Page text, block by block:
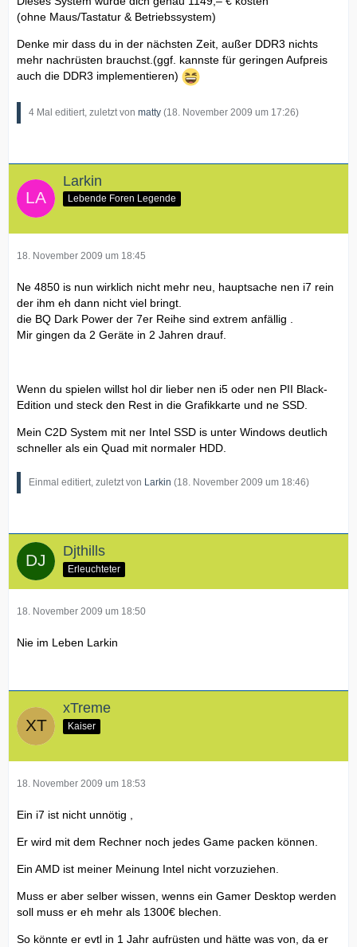
(ohne Maus/Tastatur & Betriebssystem)
Denke mir dass du in der nächsten Zeit, außer DDR3 nichts
mehr nachrüsten brauchst.(ggf. kannste für geringen Aufpreis
auch die DDR3 implementieren)
4 Mal editiert, zuletzt von matty (18. November 2009 um 17:26)
Larkin
Lebende Foren Legende
18. November 2009 um 18:45
Ne 4850 is nun wirklich nicht mehr neu, hauptsache nen i7 rein
der ihm eh dann nicht viel bringt.
die BQ Dark Power der 7er Reihe sind extrem anfällig .
Mir gingen da 2 Geräte in 2 Jahren drauf.
Wenn du spielen willst hol dir lieber nen i5 oder nen PII Black-
Edition und steck den Rest in die Grafikkarte und ne SSD.
Mein C2D System mit ner Intel SSD is unter Windows deutlich
schneller als ein Quad mit normaler HDD.
Einmal editiert, zuletzt von Larkin (18. November 2009 um 18:46)
Djthills
Erleuchteter
18. November 2009 um 18:50
Nie im Leben Larkin
xTreme
Kaiser
18. November 2009 um 18:53
Ein i7 ist nicht unnötig ,
Er wird mit dem Rechner noch jedes Game packen können.
Ein AMD ist meiner Meinung Intel nicht vorzuziehen.
Muss er aber selber wissen, wenns ein Gamer Desktop werden
soll muss er eh mehr als 1300€ blechen.
So könnte er evtl in 1 Jahr aufrüsten und hätte was von, da er